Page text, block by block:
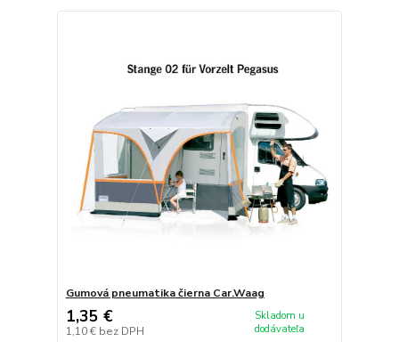
Gumová pneumatika čierna Car.Waag
1,35 €
1,10 € bez DPH
Skladom u
dodávateľa